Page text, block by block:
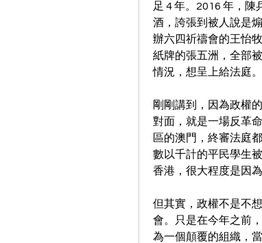
足 4 年。2016 年，
酒，誇張到被人說是
辦六四祈禱會的王怡
紙牌的張五洲，全部
情況，想呈上給法庭。
剛剛講到，因為政權
對面，就是一場反革
區的澳門，終審法庭
數以千計的平民學生
香港，很大程度是因
但其實，政權不是不
會。只是在今年之前
為一個顛覆的組織，